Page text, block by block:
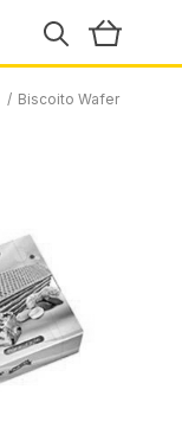
/ Biscoito Wafer